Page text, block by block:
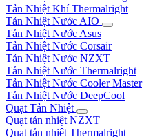
Tản Nhiệt Khí Thermalright
Tản Nhiệt Nước AIO
Tản Nhiệt Nước Asus
Tản Nhiệt Nước Corsair
Tản Nhiệt Nước NZXT
Tản Nhiệt Nước Thermalright
Tản Nhiệt Nước Cooler Master
Tản Nhiệt Nước DeepCool
Quạt Tản Nhiệt
Quạt tản nhiệt NZXT
Quạt tản nhiệt Thermalright